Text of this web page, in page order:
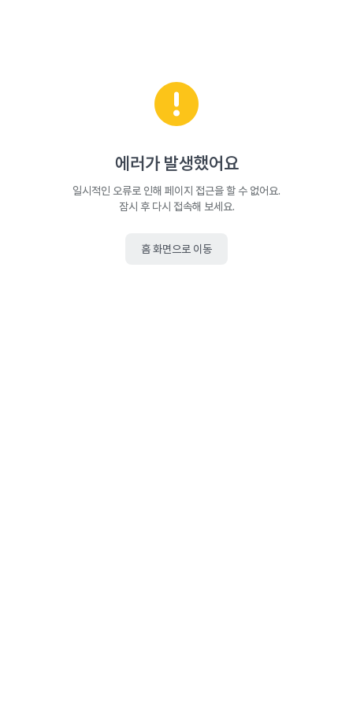
에러가 발생했어요
일시적인 오류로 인해 페이지 접근을 할 수 없어요.
잠시 후 다시 접속해 보세요.
홈 화면으로 이동